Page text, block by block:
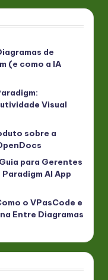
de
(e como a IA
Visual
sobre a
para Gerentes
AI App
o VPasCode e
Entre Diagramas